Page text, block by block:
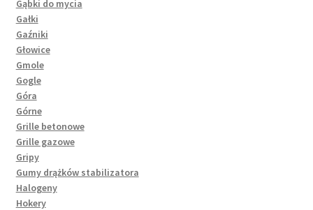
Gąbki do mycia
Gałki
Gaźniki
Głowice
Gmole
Gogle
Góra
Górne
Grille betonowe
Grille gazowe
Gripy
Gumy drążków stabilizatora
Halogeny
Hokery